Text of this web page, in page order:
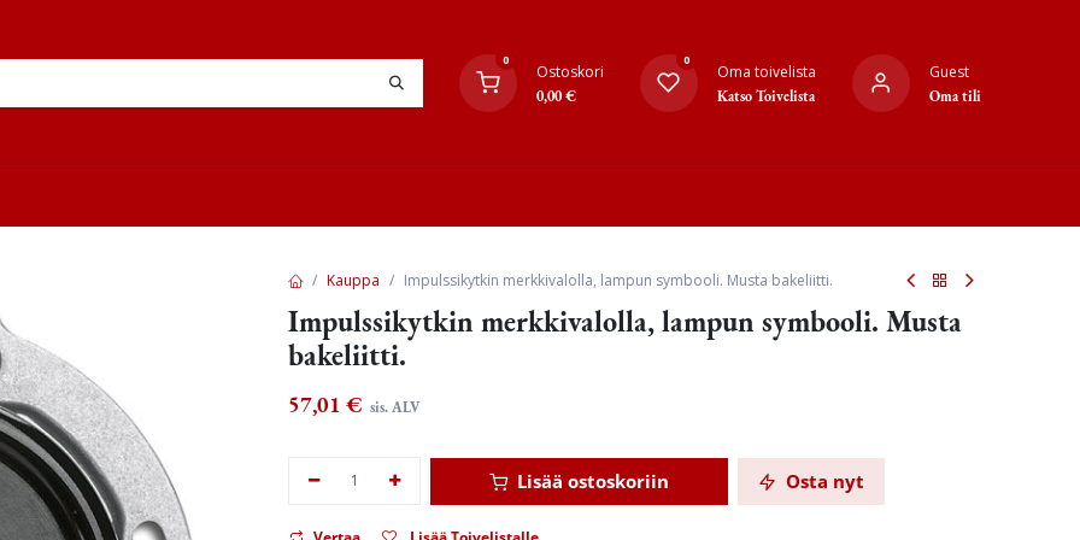
0
Ostoskori
0,00€
0
Oma toivelista
Katso Toivelista
Guest
Oma tili
Kauppa Impulssikytkin merkkivalolla, lampun symbooli. Musta bakeliitti.
Impulssikytkin merkkivalolla, lampun symbooli. Musta
bakeliitti.
57,01 € sis. ALV
Lisää ostoskoriin Osta nyt